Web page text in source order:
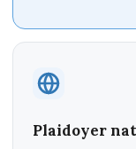
Plaidoyer